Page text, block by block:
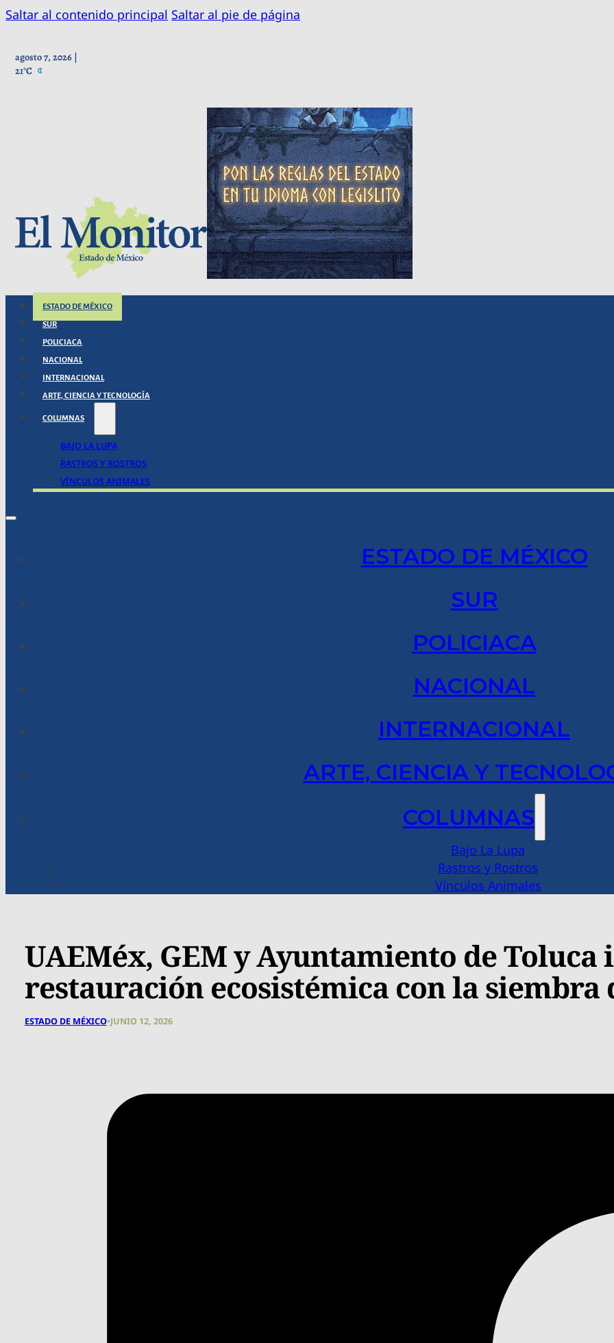
Saltar al contenido principal Saltar al pie de página
agosto 7, 2026 |
21°C
ESTADO DE MÉXICO
SUR
POLICIACA
NACIONAL
INTERNACIONAL
ARTE, CIENCIA Y TECNOLOGÍA
COLUMNAS
BAJO LA LUPA
RASTROS Y ROSTROS
VÍNCULOS ANIMALES
ESTADO DE MÉXICO
SUR
POLICIACA
NACIONAL
INTERNACIONAL
ARTE, CIENCIA Y
COLUMNAS
Bajo La Lupa
Rastros y Rostros
Vínculos Animales
UAEMéx, GEM y Ayuntamiento de Toluca
restauración ecosistémica con la siembra
ESTADO DE MÉXICO•JUNIO 12, 2026